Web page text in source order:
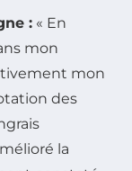
: « En
mon
mon
des
la